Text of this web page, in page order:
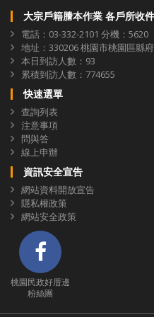
大宗戶籍謄本作業 各戶所收
電話：03-332-2101 分機：5620
地址：330206 桃園市桃園區縣
本日到訪人數：93
累積到訪人數：774655
快速選單
查詢列表
注意事項
問與答
線上申辦
資訊安全宣告
網站資料開放宣告
隱私權政策
網站安全政策
桃園民政好厝邊 粉絲團
桃園民政好厝邊
粉絲團